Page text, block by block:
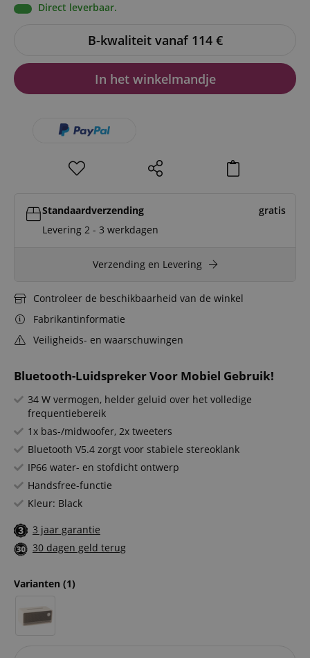
Bluetooth-Luidspreker Voor Mobiel Gebruik!
34 W vermogen, helder geluid over het volledige
frequentiebereik
1x bas-/midwoofer, 2x tweeters
Bluetooth V5.4 zorgt voor stabiele stereoklank
IP66 water- en stofdicht ontwerp
Handsfree-functie
Kleur: Black
3 jaar garantie
30 dagen geld terug
Varianten (1)
Direct leverbaar.
B-kwaliteit vanaf 114 €
In het winkelmandje
Standaardverzending
gratis
Levering 2 - 3 werkdagen
Verzending en Levering
Controleer de beschikbaarheid van de winkel
Fabrikantinformatie
Veiligheids- en waarschuwingen